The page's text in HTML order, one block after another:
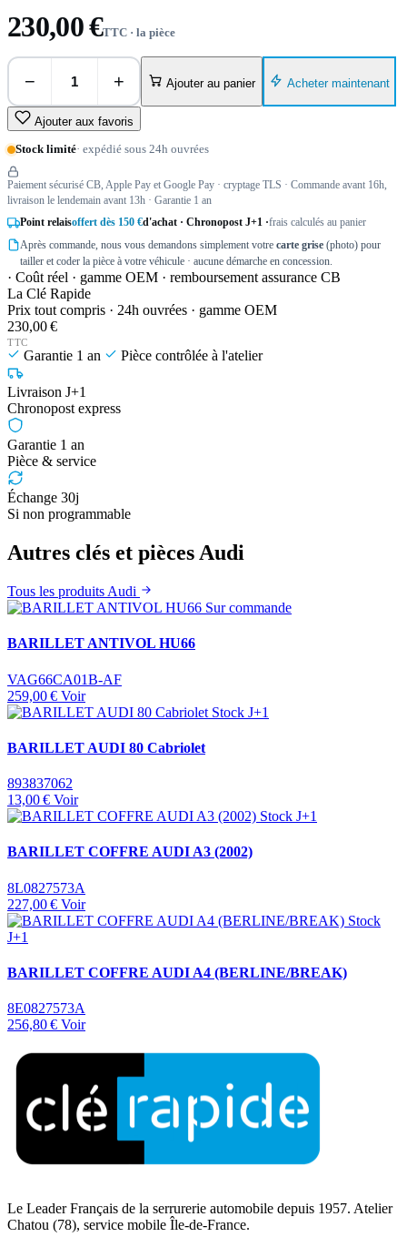
230,00 €TTC · la pièce
− + Ajouter au panier Acheter maintenant
Ajouter aux favoris
Stock limité· expédié sous 24h ouvrées
Paiement sécurisé CB, Apple Pay et Google Pay · cryptage TLS · Commande avant 16h,
livraison le lendemain avant 13h · Garantie 1 an
Point relaisoffert dès 150 €d'achat · Chronopost J+1 ·frais calculés au panier
Après commande, nous vous demandons simplement votre carte grise (photo) pour
tailler et coder la pièce à votre véhicule · aucune démarche en concession.
· Coût réel · gamme OEM · remboursement assurance CB
La Clé Rapide
Prix tout compris · 24h ouvrées · gamme OEM
230,00 €
TTC
Garantie 1 an Pièce contrôlée à l'atelier
Livraison J+1
Chronopost express
Garantie 1 an
Pièce & service
Échange 30j
Si non programmable
Autres clés et pièces Audi
Tous les produits Audi
Sur commande
BARILLET ANTIVOL HU66
VAG66CA01B-AF
259,00 € Voir
Stock J+1
BARILLET AUDI 80 Cabriolet
893837062
13,00 € Voir
Stock J+1
BARILLET COFFRE AUDI A3 (2002)
8L0827573A
227,00 € Voir
Stock
J+1
BARILLET COFFRE AUDI A4 (BERLINE/BREAK)
8E0827573A
256,80 € Voir
Le Leader Français de la serrurerie automobile depuis 1957. Atelier
Chatou (78), service mobile Île-de-France.